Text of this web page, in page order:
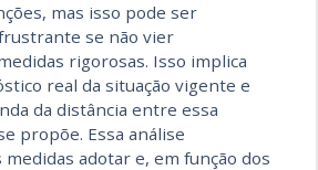
mas isso pode ser
se não vier
rigorosas. Isso implica
real da situação vigente e
da distância entre essa
propõe. Essa análise
adotar e, em função dos